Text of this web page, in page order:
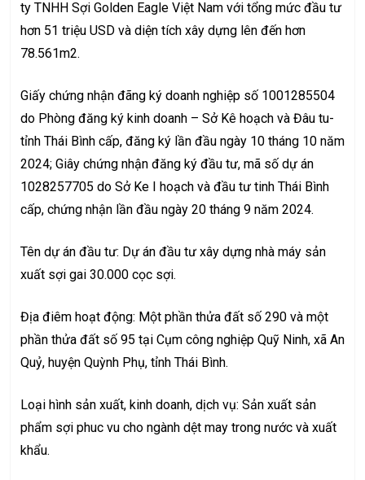
ty TNHH Sợi Golden Eagle Việt Nam với tổng mức đầu tư
hơn 51 triệu USD và diện tích xây dựng lên đến hơn
78.561m2.
Giấy chứng nhận đãng ký doanh nghiệp số 1001285504
do Phòng đăng ký kinh doanh – Sở Kê hoạch và Đâu tu-
tỉnh Thái Bình cấp, đăng ký lần đầu ngày 10 tháng 10 năm
2024; Giây chứng nhận đăng ký đầu tư, mã số dự án
1028257705 do Sở Ke I hoạch và đầu tư tinh Thái Bình
cấp, chứng nhận lần đầu ngày 20 tháng 9 năm 2024.
Tên dự án đầu tư: Dự án đầu tư xây dựng nhà máy sản
xuất sợi gai 30.000 cọc sợi.
Địa điêm hoạt động: Một phần thửa đất số 290 và một
phần thửa đất số 95 tại Cụm công nghiệp Quỹ Ninh, xã An
Quỷ, huyện Quỳnh Phụ, tỉnh Thái Bình.
Loại hình sản xuất, kinh doanh, dịch vụ: Sản xuất sản
phẩm sợi phuc vu cho ngành dệt may trong nước và xuất
khẩu.